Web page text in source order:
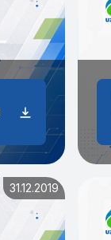
31.12.2019